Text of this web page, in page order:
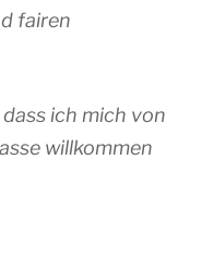
fairen
ich mich von
willkommen